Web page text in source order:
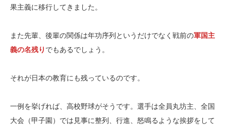
果主義に移行してきました。
また先輩、後輩の関係は年功序列というだけでなく戦前の軍国主
義の名残り でもあるでしょう。
それが日本の教育にも残っているのです。
一例を挙げれば、高校野球がそうです。選手は全員丸坊主、全国
大会（甲子園）では見事に整列、行進、怒鳴るような挨拶をして